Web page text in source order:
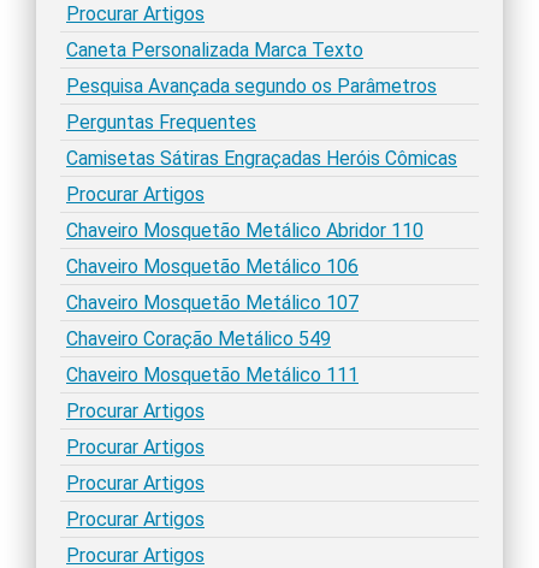
Procurar Artigos
Caneta Personalizada Marca Texto
Pesquisa Avançada segundo os Parâmetros
Perguntas Frequentes
Camisetas Sátiras Engraçadas Heróis Cômicas
Procurar Artigos
Chaveiro Mosquetão Metálico Abridor 110
Chaveiro Mosquetão Metálico 106
Chaveiro Mosquetão Metálico 107
Chaveiro Coração Metálico 549
Chaveiro Mosquetão Metálico 111
Procurar Artigos
Procurar Artigos
Procurar Artigos
Procurar Artigos
Procurar Artigos